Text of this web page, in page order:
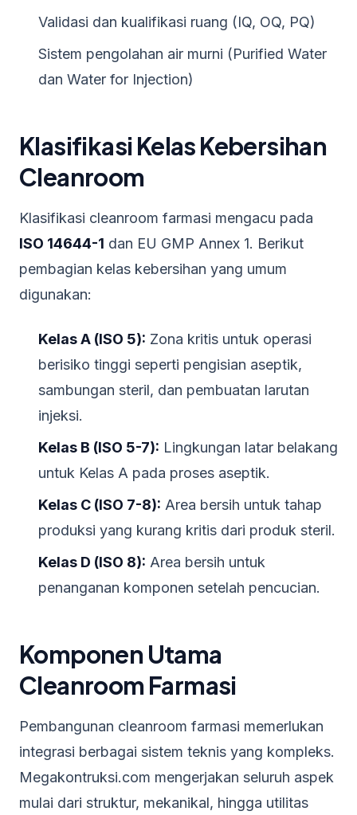
Validasi dan kualifikasi ruang (IQ, OQ, PQ)
Sistem pengolahan air murni (Purified Water
dan Water for Injection)
Klasifikasi Kelas Kebersihan
Cleanroom
Klasifikasi cleanroom farmasi mengacu pada
ISO 14644-1 dan EU GMP Annex 1. Berikut
pembagian kelas kebersihan yang umum
digunakan:
Kelas A (ISO 5): Zona kritis untuk operasi
berisiko tinggi seperti pengisian aseptik,
sambungan steril, dan pembuatan larutan
injeksi.
Kelas B (ISO 5-7): Lingkungan latar belakang
untuk Kelas A pada proses aseptik.
Kelas C (ISO 7-8): Area bersih untuk tahap
produksi yang kurang kritis dari produk steril.
Kelas D (ISO 8): Area bersih untuk
penanganan komponen setelah pencucian.
Komponen Utama
Cleanroom Farmasi
Pembangunan cleanroom farmasi memerlukan
integrasi berbagai sistem teknis yang kompleks.
Megakontruksi.com mengerjakan seluruh aspek
mulai dari struktur, mekanikal, hingga utilitas